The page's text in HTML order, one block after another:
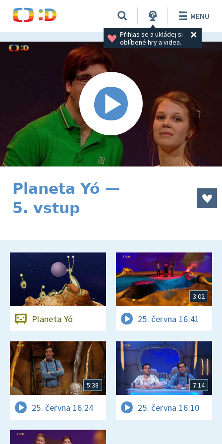
Přihlas se a ukládej si
oblíbené hry a videa.
MENU
Planeta Yó —
5. vstup
Planeta Yó
3:02
25. června 16:41
5:38
25. června 16:24
7:14
25. června 16:10